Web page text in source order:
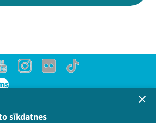
sīkdatnes
YoutubeInstagram
Flick TikTok
un sīkdatņu politika